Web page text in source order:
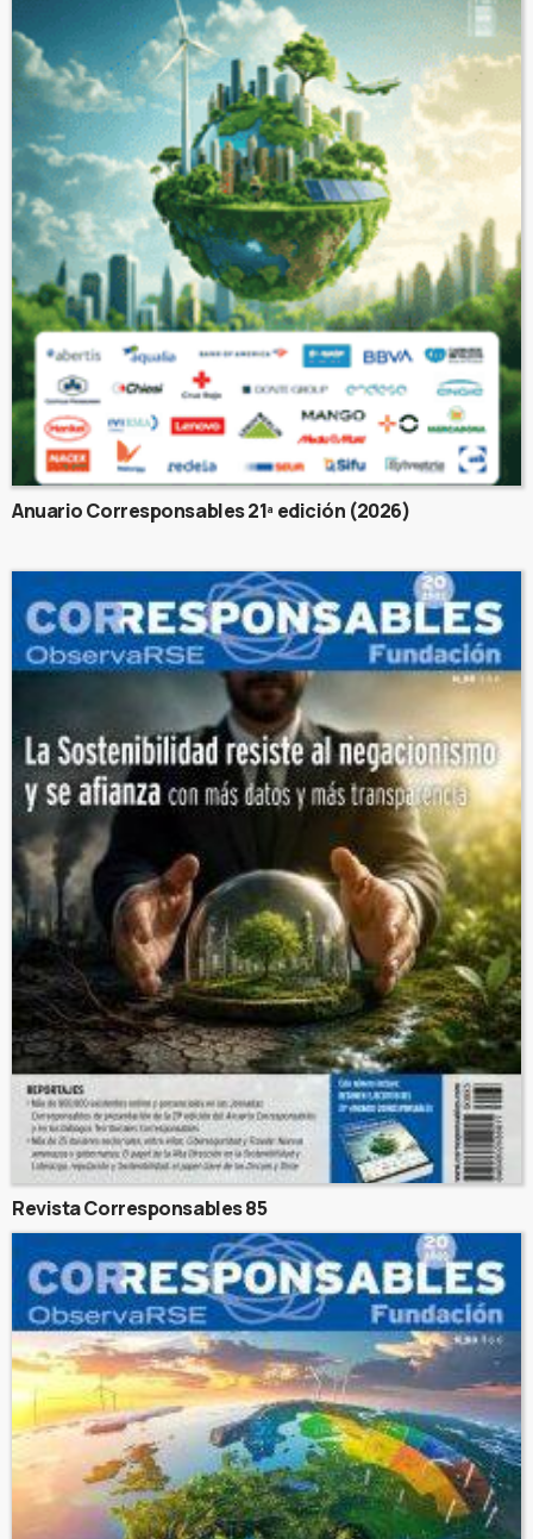
Anuario Corresponsables 21ª edición (2026)
Revista Corresponsables 85